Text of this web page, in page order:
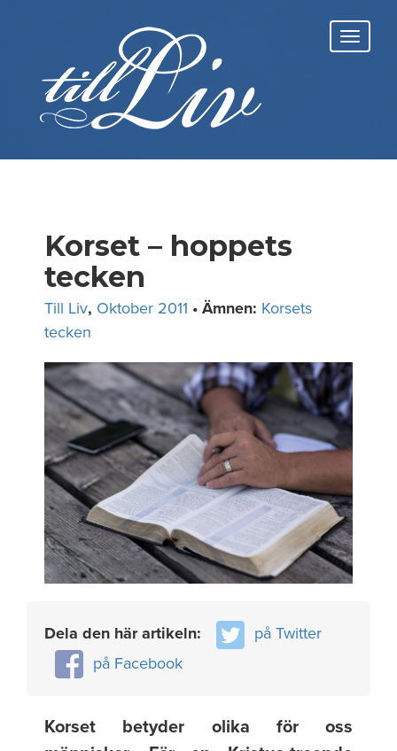
Korset – hoppets
tecken
Till Liv, Oktober 2011 • Ämnen: Korsets
tecken
Dela den här artikeln:
på Twitter
på Facebook
Korset betyder olika för oss